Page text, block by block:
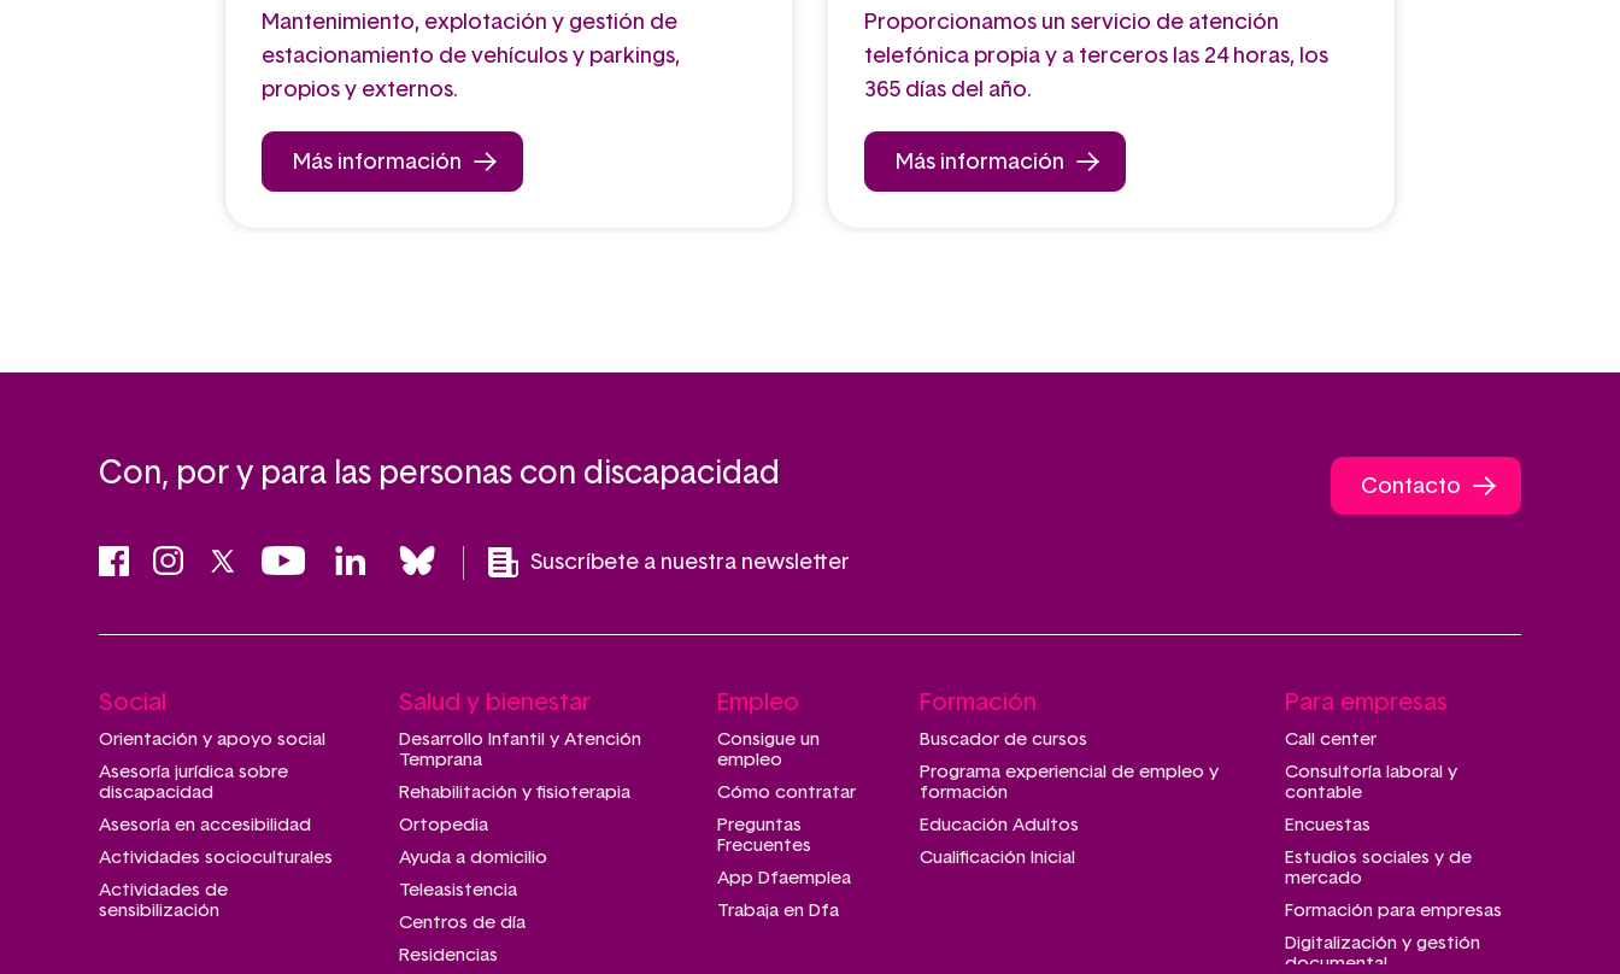
Mantenimiento, explotación y gestión de
estacionamiento de vehículos y parkings,
propios y externos.
Más información
Proporcionamos un servicio de atención
telefónica propia y a terceros las 24 horas, los
365 días del año.
Más información
Con, por y para las personas con discapacidad Contacto
Suscríbete a nuestra newsletter
Main
navigation
Social
Orientación y apoyo social
Asesoría jurídica sobre
discapacidad
Asesoría en accesibilidad
Actividades socioculturales
Actividades de
sensibilización
Salud y bienestar
Desarrollo Infantil y Atención
Temprana
Rehabilitación y fisioterapia
Ortopedia
Ayuda a domicilio
Teleasistencia
Centros de día
Residencias
Empleo
Consigue un
empleo
Cómo contratar
Preguntas
Frecuentes
App Dfaemplea
Trabaja en Dfa
Formación
Buscador de cursos
Programa experiencial de empleo y
formación
Educación Adultos
Cualificación Inicial
Para empresas
Call center
Consultoría laboral y
contable
Encuestas
Estudios sociales y de
mercado
Formación para empresas
Digitalización y gestión
documental